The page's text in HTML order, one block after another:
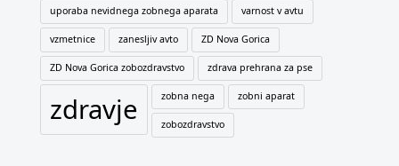
uporaba nevidnega zobnega aparata varnost v avtu
vzmetnice zanesljiv avto ZD Nova Gorica
ZD Nova Gorica zobozdravstvo zdrava prehrana za pse
zdravje zobna nega zobni aparat
zobozdravstvo